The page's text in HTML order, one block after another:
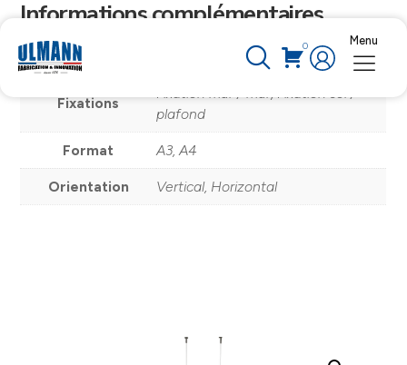
0 Menu
Informations complémentaires
Poids
Fixations
Fixation mur / mur, Fixation sol /
plafond
Format A3, A4
Orientation Vertical, Horizontal